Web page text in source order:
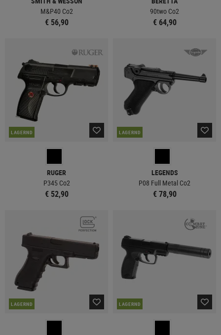
M&P40 Co2
€ 56,90
90two Co2
€ 64,90
LAGERND
RUGER
P345 Co2
€ 52,90
LAGERND
LEGENDS
P08 Full Metal Co2
€ 78,90
LAGERND LAGERND